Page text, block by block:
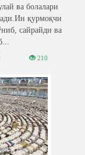
ва болалари
қурмоқчи
сайрайди ва
210